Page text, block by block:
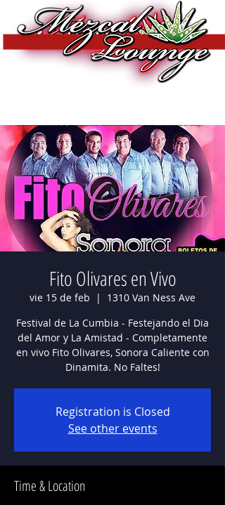
Fito Olivares en Vivo
vie 15 de feb
  |
1310 Van Ness Ave
Festival de La Cumbia - Festejando el Dia
del Amor y La Amistad - Completamente
en vivo Fito Olivares, Sonora Caliente con
Registration is Closed
See other events
Time & Location